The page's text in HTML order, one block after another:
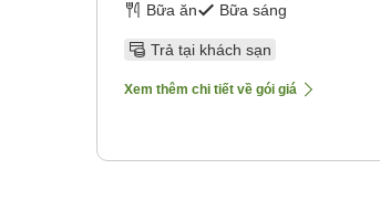
Bữa ăn Bữa sáng
Trả tại khách sạn
Xem thêm chi tiết về gói giá